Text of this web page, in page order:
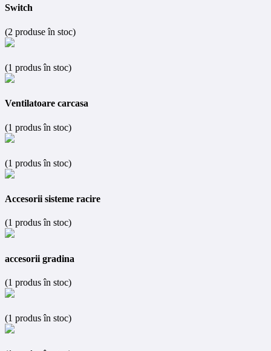
Switch
(2 produse în stoc)
(1 produs în stoc)
Ventilatoare carcasa
(1 produs în stoc)
(1 produs în stoc)
Accesorii sisteme racire
(1 produs în stoc)
accesorii gradina
(1 produs în stoc)
(1 produs în stoc)